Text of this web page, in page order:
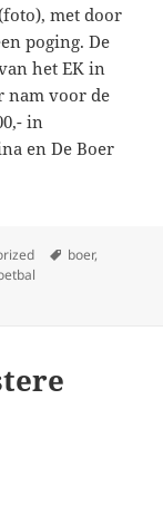
met door
poging. De
het EK in
nam voor de
in
en De Boer
Tags
boer,